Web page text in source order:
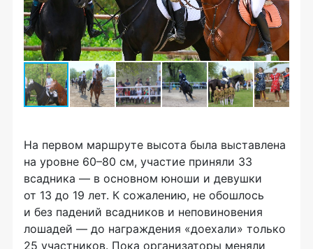
На первом маршруте высота была выставлена
на уровне 60–80 см, участие приняли 33
всадника — в основном юноши и девушки
от 13 до 19 лет. К сожалению, не обошлось
и без падений всадников и неповиновения
лошадей — до награждения «доехали» только
25 участников. Пока организаторы меняли